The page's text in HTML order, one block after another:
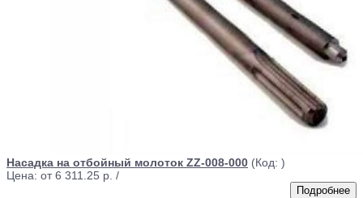
Насадка на отбойный молоток ZZ-008-000 (Код: )
Цена: от6 311.25 р. /